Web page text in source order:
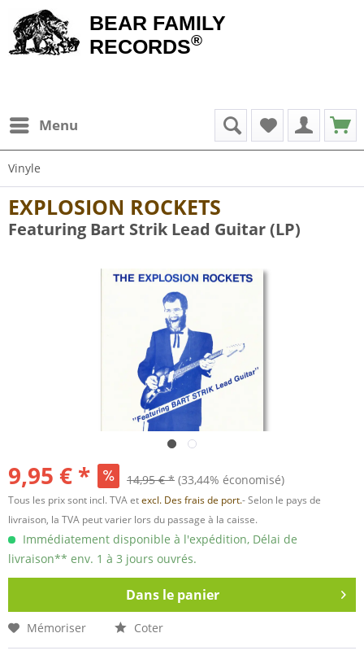
BEAR FAMILY
RECORDS®
Menu
Vinyle
EXPLOSION ROCKETS
Featuring Bart Strik Lead Guitar (LP)
9,95 € * 14,95 € * (33,44% économisé)
Tous les prix sont incl. TVA etexcl. Des frais de port.- Selon le pays de
livraison, la TVA peut varier lors du passage à la caisse.
Immédiatement disponible à l'expédition, Délai de
livraison** env. 1 à 3 jours ouvrés.
Dans le panier
Mémoriser Coter